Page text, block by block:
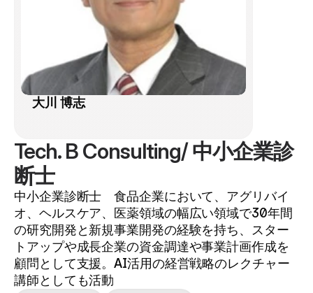
大川 博志
Tech. B Consulting/ 中小企業診
断士
中小企業診断士　食品企業において、アグリバイ
オ、ヘルスケア、医薬領域の幅広い領域で30年間
の研究開発と新規事業開発の経験を持ち、スター
トアップや成長企業の資金調達や事業計画作成を
顧問として支援。AI活用の経営戦略のレクチャー
講師としても活動